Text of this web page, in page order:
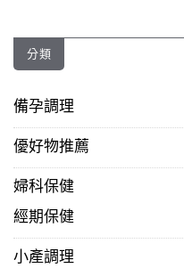
分類
備孕調理
優好物推薦
婦科保健
經期保健
小產調理